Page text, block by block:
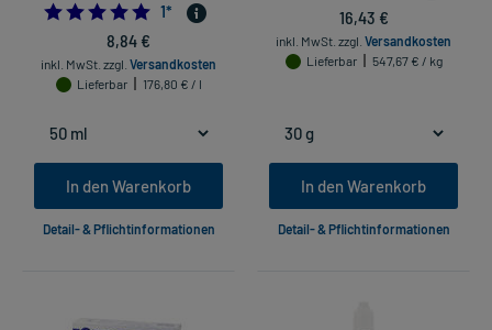
5.0
1*
8,84 €
inkl. MwSt. zzgl. Versandkosten
Lieferbar
176,80 € / l
In den Warenkorb
Detail- & Pflichtinformationen
16,43 €
inkl. MwSt. zzgl. Versandkosten
Lieferbar
547,67 € / kg
In den Warenkorb
Detail- & Pflichtinformationen